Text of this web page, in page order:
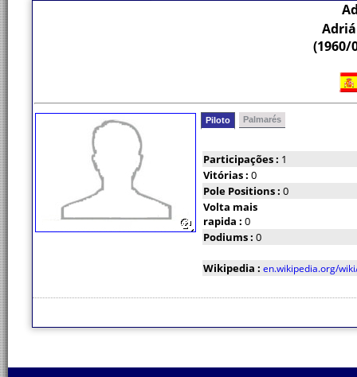
(1960/
Piloto Palmarés
Participações : 1
Vitórias : 0
Pole Positions : 0
Volta mais
rapida : 0
Podiums : 0
Wikipedia : en.wikipedia.org/